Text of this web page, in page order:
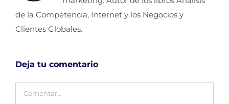
de la Competencia, Internet y los Negocios y
Clientes Globales.
Deja tu comentario
Comentar